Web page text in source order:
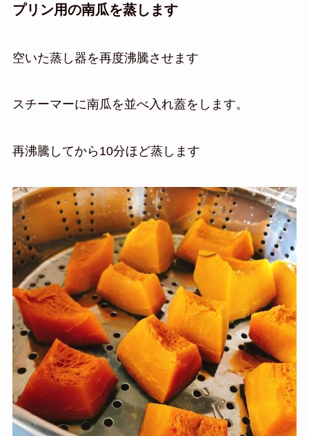
プリン用の南瓜を蒸します
空いた蒸し器を再度沸騰させます
スチーマーに南瓜を並べ入れ蓋をします。
再沸騰してから10分ほど蒸します